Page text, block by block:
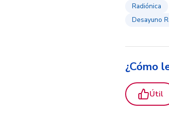
Radiónica
Desayuno
¿Cómo
Útil